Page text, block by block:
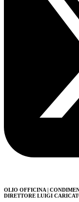
OLIO OFFICINA |
DIRETTORE LUIGI